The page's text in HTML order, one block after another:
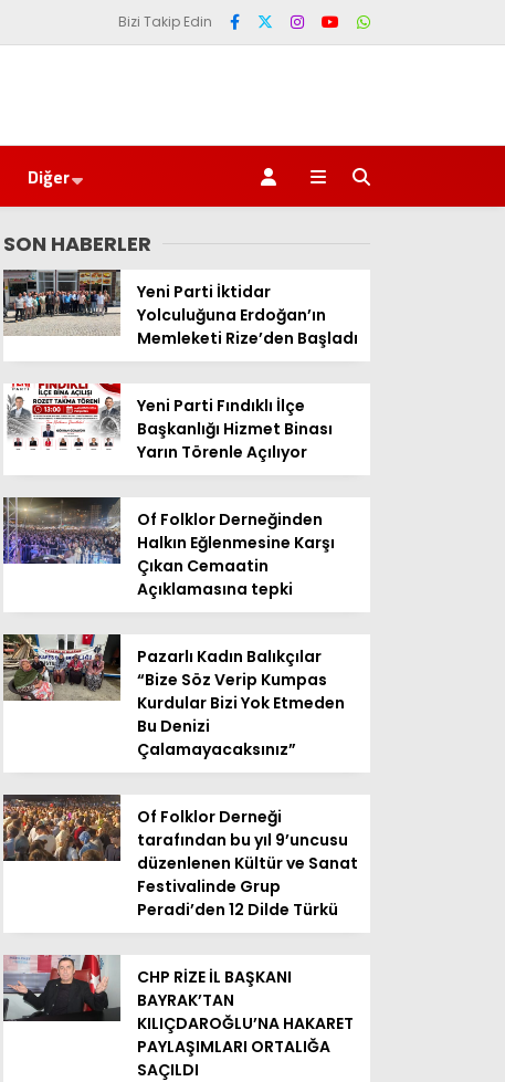
Bizi Takip Edin
Diğer
SON HABERLER
Yeni Parti İktidar
Yolculuğuna Erdoğan’ın
Memleketi Rize’den Başladı
Yeni Parti Fındıklı İlçe
Başkanlığı Hizmet Binası
Yarın Törenle Açılıyor
Of Folklor Derneğinden
Halkın Eğlenmesine Karşı
Çıkan Cemaatin
Açıklamasına tepki
Pazarlı Kadın Balıkçılar
“Bize Söz Verip Kumpas
Kurdular Bizi Yok Etmeden
Bu Denizi
Çalamayacaksınız”
Of Folklor Derneği
tarafından bu yıl 9’uncusu
düzenlenen Kültür ve Sanat
Festivalinde Grup
Peradi’den 12 Dilde Türkü
CHP RİZE İL BAŞKANI
BAYRAK’TAN
KILIÇDAROĞLU’NA HAKARET
PAYLAŞIMLARI ORTALIĞA
SAÇILDI